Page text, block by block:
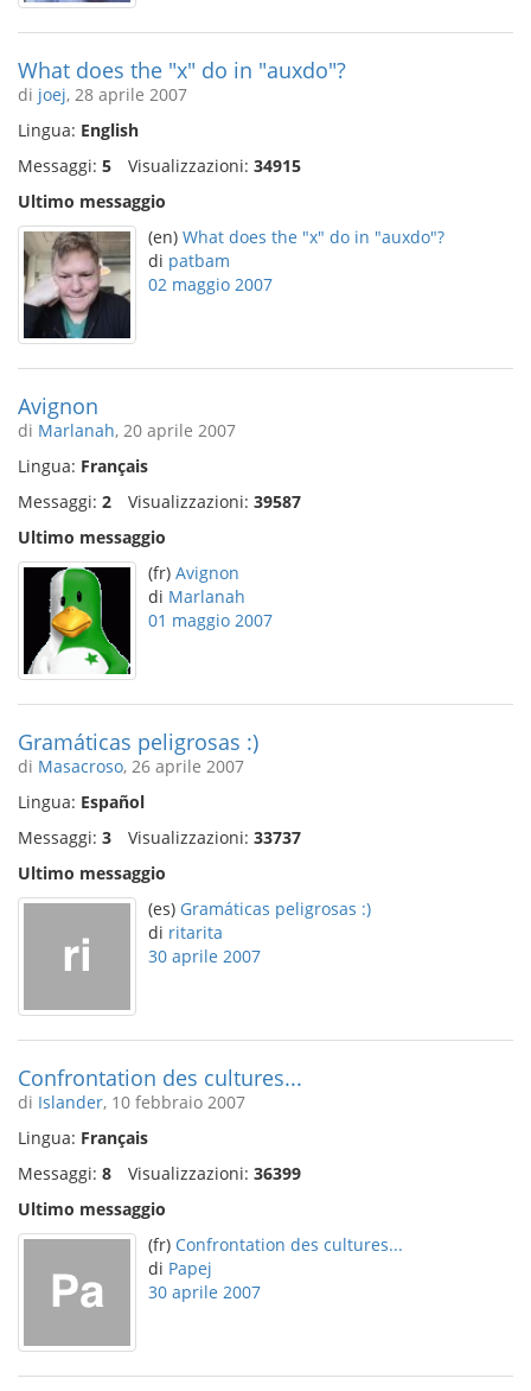
What does the "x" do in "auxdo"?
di joej, 28 aprile 2007
Lingua: English
Messaggi: 5 Visualizzazioni: 34915
Ultimo messaggio
(en) What does the "x" do in "auxdo"?
di patbam
02 maggio 2007
Avignon
di Marlanah, 20 aprile 2007
Lingua: Français
Messaggi: 2 Visualizzazioni: 39587
Ultimo messaggio
(fr) Avignon
di Marlanah
01 maggio 2007
Gramáticas peligrosas :)
di Masacroso, 26 aprile 2007
Lingua: Español
Messaggi: 3 Visualizzazioni: 33737
Ultimo messaggio
(es) Gramáticas peligrosas :)
di ritarita
30 aprile 2007
Confrontation des cultures...
di Islander, 10 febbraio 2007
Lingua: Français
Messaggi: 8 Visualizzazioni: 36399
Ultimo messaggio
(fr) Confrontation des cultures...
di Papej
30 aprile 2007